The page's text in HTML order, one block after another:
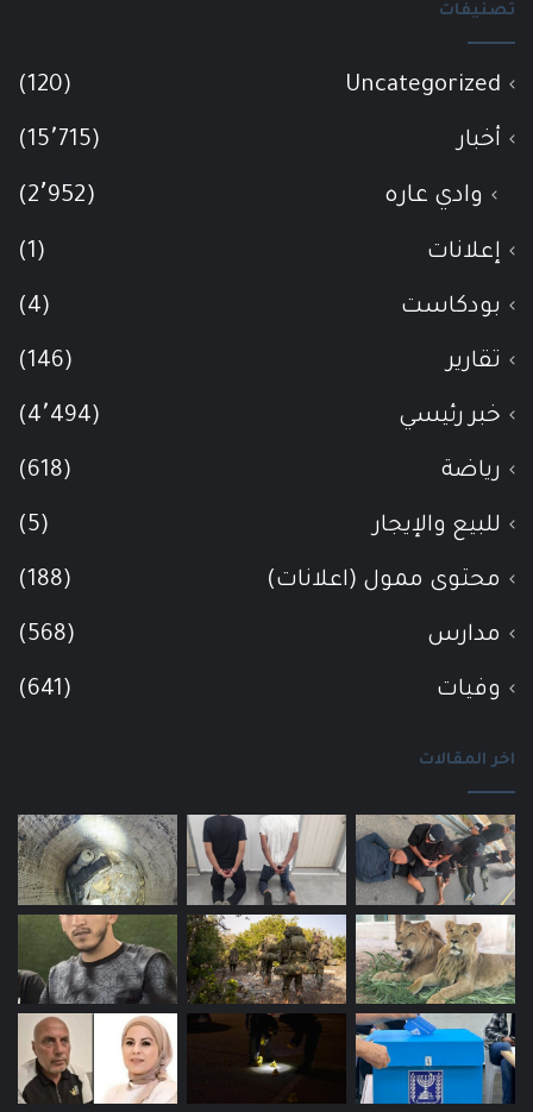
تصنيفات
Uncategorized
(120)
أخبار (15٬715)
وادي عاره (2٬952)
إعلانات (1)
بودكاست (4)
تقارير (146)
خبر رئيسي (4٬494)
رياضة (618)
للبيع والإيجار (5)
محتوى ممول (اعلانات) (188)
مدارس (568)
وفيات (641)
اخر المقالات